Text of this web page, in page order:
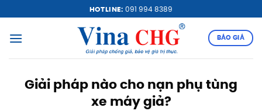
qua
nội
HOTLINE:091 994 8389
BÁO GIÁ
Giải pháp nào cho nạn phụ tùng
xe máy giả?